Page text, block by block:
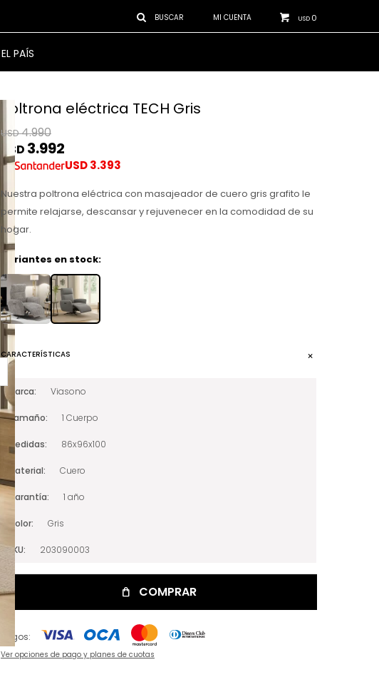
EL PAÍS
USD 0
Poltrona eléctrica TECH Gris
USD4.990
USD 3.992
USD3.393
Nuestra poltrona eléctrica con masajeador de cuero gris grafito le
permite relajarse, descansar y rejuvenecer en la comodidad de su
hogar.
Variantes en stock:
CARACTERÍSTICAS
Marca Viasono
Tamaño 1 Cuerpo
Medidas 86x96x100
Material Cuero
Garantía 1 año
Color Gris
SKU 203090003
COMPRAR
Pagos:
Ver opciones de pago y planes de cuotas